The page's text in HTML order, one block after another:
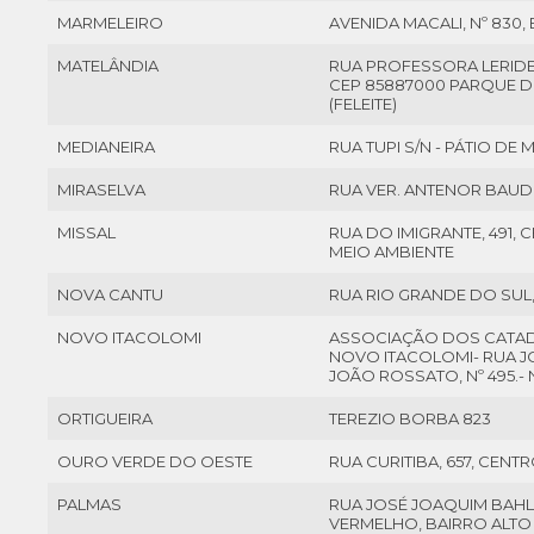
MARMELEIRO AVENIDA MACALI, Nº 830,
MATELÂNDIA
RUA PROFESSORA
CEP 85887000 PARQUE
(FELEITE)
MEDIANEIRA RUA TUPI S/N - PÁTIO DE
MIRASELVA RUA VER. ANTENOR
MISSAL
RUA DO IMIGRANTE, 491,
MEIO AMBIENTE
NOVA CANTU RUA RIO GRANDE DO
NOVO ITACOLOMI
ASSOCIAÇÃO DOS
NOVO ITACOLOMI- RUA
JOÃO ROSSATO, Nº 495.-
ORTIGUEIRA TEREZIO BORBA 823
OURO VERDE DO OESTE RUA CURITIBA, 657,
PALMAS
RUA JOSÉ JOAQUIM
VERMELHO, BAIRRO